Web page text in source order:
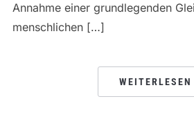
Annahme einer grundlegenden
menschlichen […]
WEITERLESEN